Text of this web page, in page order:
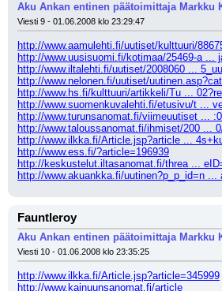
Aku Ankan entinen päätoimittaja Markku
Viesti 9 - 01.06.2008 klo 23:29:47
http://www.aamulehti.fi/uutiset/kulttuuri/
http://www.uusisuomi.fi/kotimaa/25469-a ...
http://www.iltalehti.fi/uutiset/2008060 ...
http://www.nelonen.fi/uutiset/
http://www.hs.fi/kulttuuri/artikkeli/Tu ...
http://www.suomenkuvalehti.fi/etusivu/t ...
http://www.turunsanomat.fi/viimeuutiset ...
http://www.taloussanomat.fi/ihmiset/200 ...
http://www.ilkka.fi/Article.jsp?article ...
http://www.ess.fi/?article=196939
http://keskustelut.iltasanomat.fi/threa ...
http://www.akuankka.fi/uutinen?p_p_id=n ...
Fauntleroy
Aku Ankan entinen päätoimittaja Markku
Viesti 10 - 01.06.2008 klo 23:35:25
http://www.ilkka.fi/Article.jsp?article=345999
http://www.kainuunsanomat.fi/article